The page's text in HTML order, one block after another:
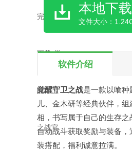
本地下载
文件大小：
软件介绍
觉醒守卫之战是一款以喰
儿、金木研等经典伙伴，
相，书写属于自己的生存
自动战斗获取奖励与装备
装搭配，福利诚意拉满。